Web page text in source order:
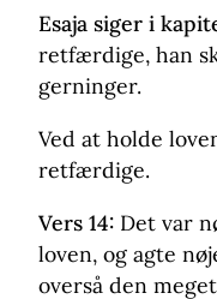
Esaja siger i
retfærdige, han
gerninger.
Ved at holde
retfærdige.
Vers 14: Det var
loven, og agte
overså den